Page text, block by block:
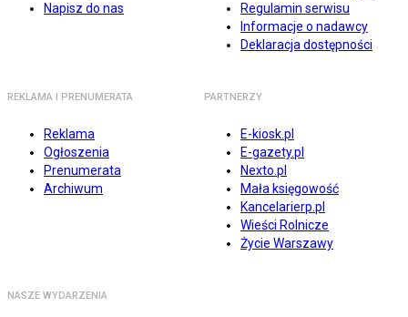
Napisz do nas
Regulamin serwisu
Informacje o nadawcy
Deklaracja dostępności
REKLAMA I PRENUMERATA
Reklama
Ogłoszenia
Prenumerata
Archiwum
PARTNERZY
E-kiosk.pl
E-gazety.pl
Nexto.pl
Mała księgowość
Kancelarierp.pl
Wieści Rolnicze
Życie Warszawy
NASZE WYDARZENIA